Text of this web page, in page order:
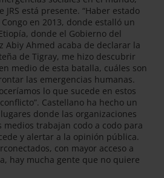
está presente. “Haber estado
en 2013, donde estalló un
donde el Gobierno del
Abiy Ahmed acaba de declarar la
de Tigray, me hizo descubrir
medio de esta batalla, cuáles son
las emergencias humanas.
lo que sucede en estos
Castellano ha hecho un
donde las organizaciones
medios trabajan codo a codo para
y alertar a la opinión pública.
con mayor acceso a
hay mucha gente que no quiere